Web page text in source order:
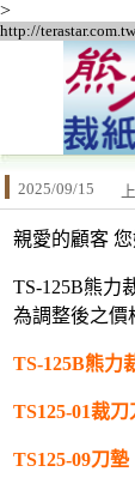
>
http://
2025/09/15
親愛的顧客 您
TS-125B熊力
為調整後之價
TS-125B熊
TS125-01裁
TS125-09刀墊